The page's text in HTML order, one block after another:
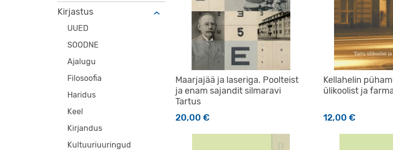
Kirjastus
UUED
SOODNE
Ajalugu
Filosoofia
Haridus
Keel
Kirjandus
Kultuuriuuringud
Maarjajää ja laseriga. Poolteist
ja enam sajandit silmaravi
Tartus
20,00 €
Kellahelin
ülikoolist ja
12,00 €